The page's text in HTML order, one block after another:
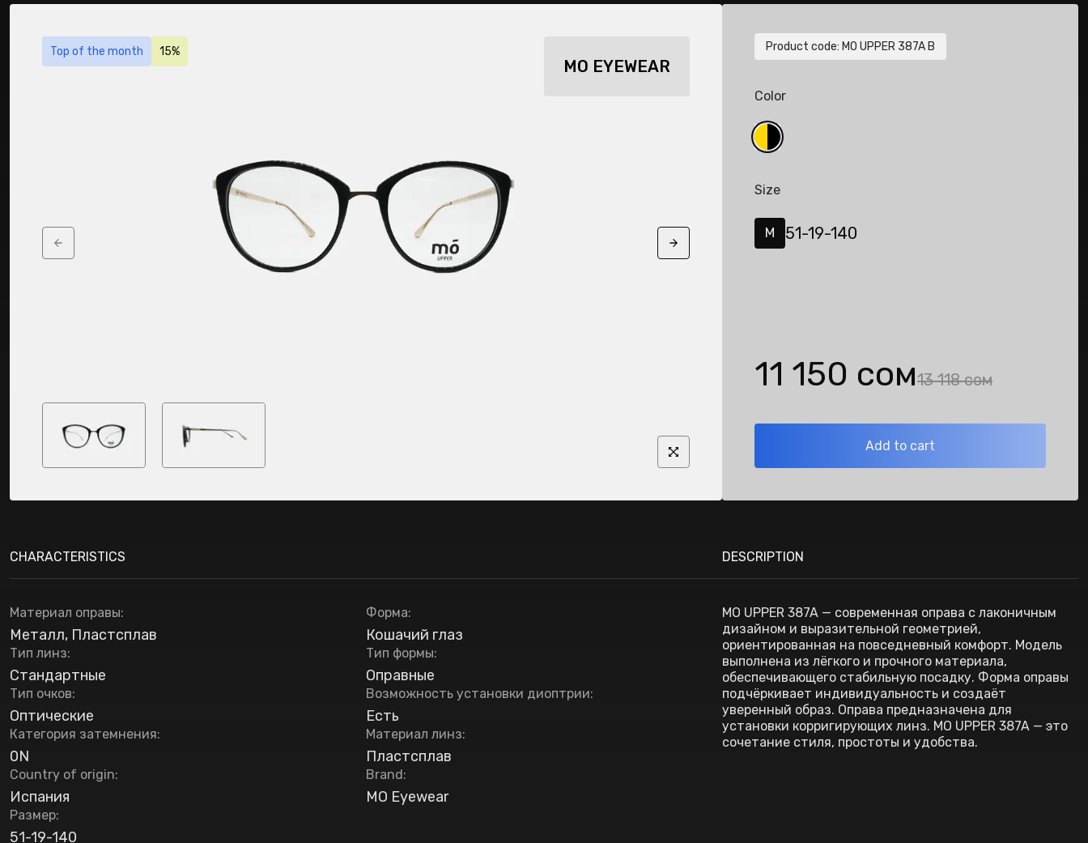
Top of the month 15%
MO EYEWEAR
Previous slide Next slide
Product code: MO UPPER 387A B
Color
Size
M 51-19-140
11 150 сом13 118 сом
Add to cart
CHARACTERISTICS
Материал оправы:
Металл, Пластсплав
Форма:
Кошачий глаз
Тип линз:
Стандартные
Тип формы:
Оправные
Тип очков:
Оптические
Возможность установки диоптрии:
Есть
Категория затемнения:
0N
Материал линз:
Пластсплав
Country of origin:
Испания
Brand:
MO Eyewear
Размер:
51-19-140
DESCRIPTION
MO UPPER 387A — современная оправа с лаконичным
дизайном и выразительной геометрией,
ориентированная на повседневный комфорт. Модель
выполнена из лёгкого и прочного материала,
обеспечивающего стабильную посадку. Форма оправы
подчёркивает индивидуальность и создаёт
уверенный образ. Оправа предназначена для
установки корригирующих линз. MO UPPER 387A — это
сочетание стиля, простоты и удобства.